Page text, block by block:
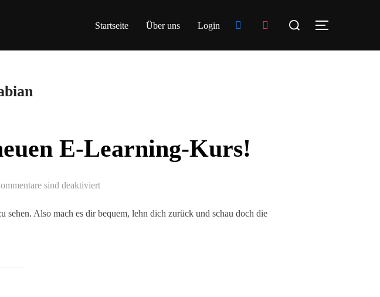
Startseite Über uns Login facebook instagramSuchen
E-Learning-Kurs!
sind deaktiviert
Also mach es dir bequem, lehn dich zurück und schau doch die